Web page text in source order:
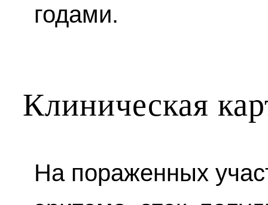
годами.
Клиническая
На пораженных